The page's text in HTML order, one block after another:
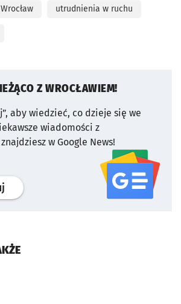
utrudnienia w ruchu
Z WROCŁAWIEM!
aby wiedzieć, co dzieje się we
wiadomości z
w Google News!
profil serwisu